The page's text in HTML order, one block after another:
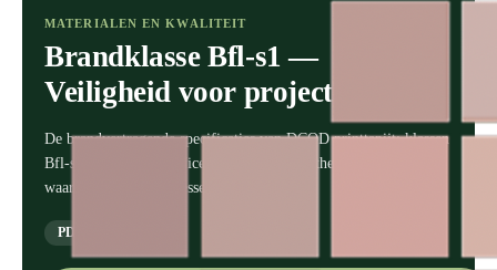
MATERIALEN EN KWALITEIT
Brandklasse Bfl-s1 —
Veiligheid voor projecten
De brandvertragende specificaties van DCOD printtapijt: klassen
Bfl-s1 en Cfl-s1, certificeringen en geschiktheid voor projecten
waar brandveiligheid essentieel is.
PDF